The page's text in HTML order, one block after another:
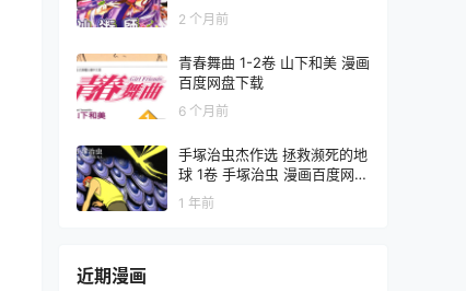
下载
2 个月前
青春舞曲 1-2卷 山下和美 漫画
百度网盘下载
6 个月前
手塚治虫杰作选 拯救濒死的地
球 1卷 手塚治虫 漫画百度网盘
下载
1 年前
近期漫画